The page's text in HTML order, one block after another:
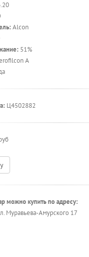
Alcon
51%
A
Ц4502882
можно купить по адресу:
Муравьева-Амурского 17